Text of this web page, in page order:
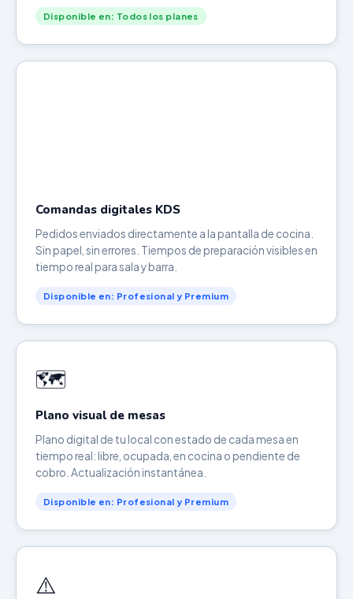
Disponible en: Todos los planes
Comandas digitales KDS
Pedidos enviados directamente a la pantalla de cocina.
Sin papel, sin errores. Tiempos de preparación visibles en
tiempo real para sala y barra.
Disponible en: Profesional y Premium
🗺️
Plano visual de mesas
Plano digital de tu local con estado de cada mesa en
tiempo real: libre, ocupada, en cocina o pendiente de
cobro. Actualización instantánea.
Disponible en: Profesional y Premium
⚠️